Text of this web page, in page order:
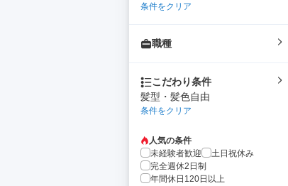
条件をクリア
職種
こだわり条件
髪型・髪色自由
条件をクリア
人気の条件
未経験者歓迎
土日祝休み
完全週休2日制
年間休日120日以上